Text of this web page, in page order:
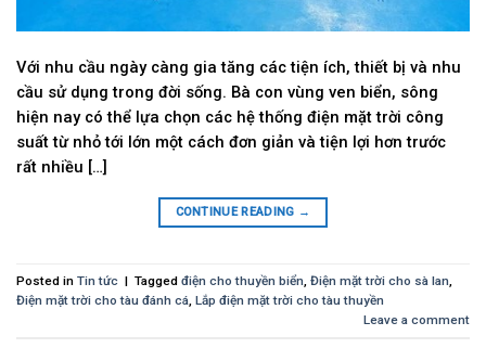
Với nhu cầu ngày càng gia tăng các tiện ích, thiết bị và nhu
cầu sử dụng trong đời sống. Bà con vùng ven biển, sông
hiện nay có thể lựa chọn các hệ thống điện mặt trời công
suất từ nhỏ tới lớn một cách đơn giản và tiện lợi hơn trước
rất nhiều […]
CONTINUE READING →
Posted in Tin tức | Tagged điện cho thuyền biển, Điện mặt trời cho sà lan,
Điện mặt trời cho tàu đánh cá, Lắp điện mặt trời cho tàu thuyền
Leave a comment